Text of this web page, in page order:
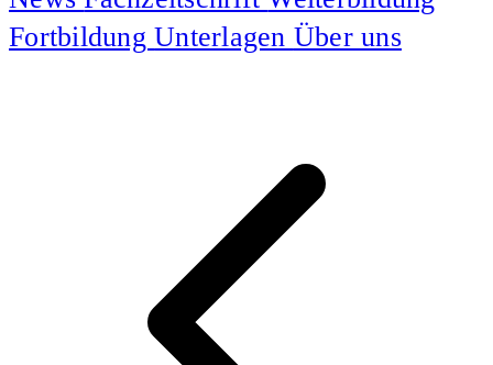
FortbildungUnterlagen Über uns